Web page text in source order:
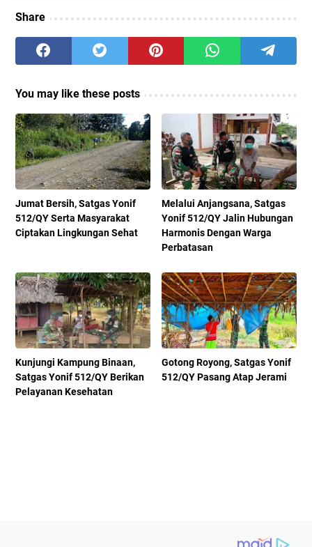
Share
You may like these posts
Jumat Bersih, Satgas Yonif
512/QY Serta Masyarakat
Ciptakan Lingkungan Sehat
Melalui Anjangsana, Satgas
Yonif 512/QY Jalin Hubungan
Harmonis Dengan Warga
Perbatasan
Kunjungi Kampung Binaan,
Satgas Yonif 512/QY Berikan
Pelayanan Kesehatan
Gotong Royong, Satgas Yonif
512/QY Pasang Atap Jerami